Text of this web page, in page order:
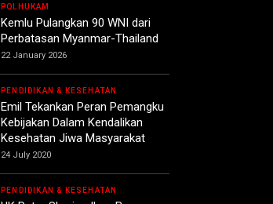
POLHUKAM
Kemlu Pulangkan 90 WNI dari
Perbatasan Myanmar-Thailand
22 January 2026
PENDIDIKAN & KESEHATAN
Emil Tekankan Peran Pemangku
Kebijakan Dalam Kendalikan
Kesehatan Jiwa Masyarakat
24 July 2020
PENDIDIKAN & KESEHATAN